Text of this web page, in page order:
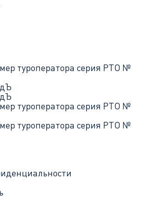
туроператора серия РТО №
туроператора серия РТО №
туроператора серия РТО №